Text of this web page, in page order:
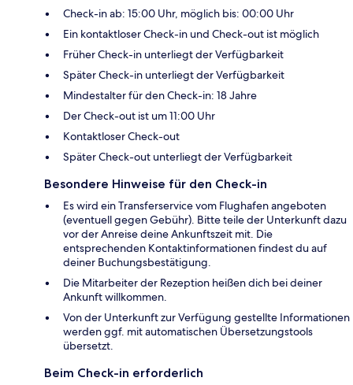
Check-in ab: 15:00 Uhr, möglich bis: 00:00 Uhr
Ein kontaktloser Check-in und Check-out ist möglich
Früher Check-in unterliegt der Verfügbarkeit
Später Check-in unterliegt der Verfügbarkeit
Mindestalter für den Check-in: 18 Jahre
Der Check-out ist um 11:00 Uhr
Kontaktloser Check-out
Später Check-out unterliegt der Verfügbarkeit
Besondere Hinweise für den Check-in
Es wird ein Transferservice vom Flughafen angeboten
(eventuell gegen Gebühr). Bitte teile der Unterkunft dazu
vor der Anreise deine Ankunftszeit mit. Die
entsprechenden Kontaktinformationen findest du auf
deiner Buchungsbestätigung.
Die Mitarbeiter der Rezeption heißen dich bei deiner
Ankunft willkommen.
Von der Unterkunft zur Verfügung gestellte Informationen
werden ggf. mit automatischen Übersetzungstools
übersetzt.
Beim Check-in erforderlich